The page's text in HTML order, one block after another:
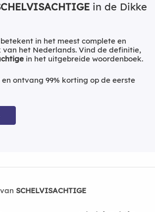
in de Dikke
betekent in het meest complete en
het Nederlands. Vind de definitie,
in het uitgebreide woordenboek.
ontvang 99% korting op de eerste
SCHELVISACHTIGE